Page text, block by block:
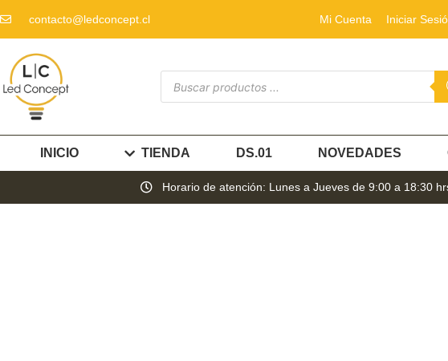
contacto@ledconcept.cl Mi Cuenta Iniciar
INICIO TIENDA DS.01 NOVEDADES
Horario de atención: Lunes a Jueves de 9:00 a 18:30